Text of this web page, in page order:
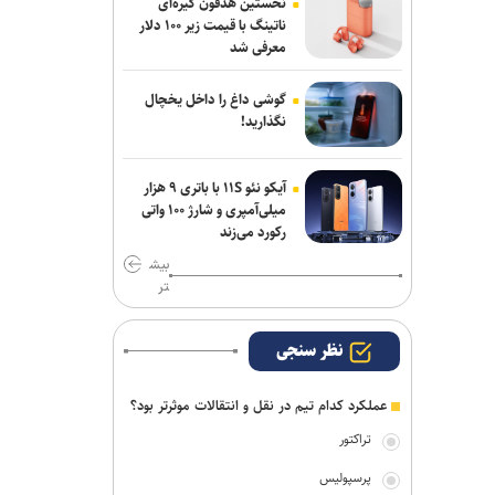
استارت دوباره همه ملی‌پوشان جهانی و
بازی‌های آسیایی در کمپ تیم‌های ملی؛
تذکر وزنی به نایب‌قهرمان جهان
بیاتلو: با آریو قرارداد دارم/ حضورم در مس
رفسنجان صحت ندارد
اژدهاکش به پرسپولیس پیوست
مخالفت زارع با انتقال بازیکنان ملوان به
ناتینگ با قیمت زیر ۱۰۰ دلار
معرفی شد
گوشی داغ را داخل یخچال
نگذارید!
آیکو نئو ۱۱S با باتری ۹ هزار
میلی‌آمپری و شارژ ۱۰۰ واتی
رکورد می‌زند
بیش
تر
نظر سنجی
عملکرد کدام تیم در نقل و انتقالات موثرتر بود؟
تراکتور
پرسپولیس